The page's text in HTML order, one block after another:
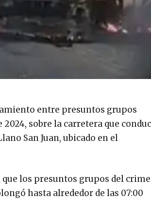
entre presuntos grupos
sobre la carretera que
San Juan, ubicado en el
los presuntos grupos del
hasta alrededor de las 07:00